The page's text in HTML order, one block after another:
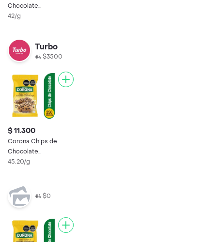
Chocolate
Semiamargo
42/g
Turbo
$3500
$ 11.300
Corona Chips de
Chocolate
Semiamargo
45.20/g
$0